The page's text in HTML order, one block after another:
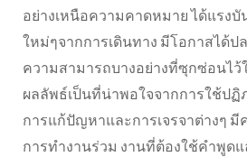
อย่างเหนือความคาดหมาย ได้แรงบั
ใหม่ๆจากการเดินทาง มีโอกาสได้
ความสามารถบางอย่างที่ซุกซ่อนไว้
ผลลัพธ์เป็นที่น่าพอใจจากการใช้ป
การแก้ปัญหาและการเจรจาต่างๆ
การทำงานร่วม งานที่ต้องใช้คำพูด